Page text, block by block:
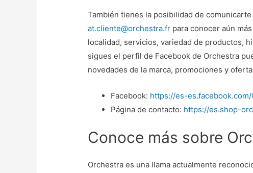
También tienes la posibilidad de
at.cliente@orchestra.fr para conocer aún
localidad, servicios, variedad de productos,
sigues el perfil de Facebook de Orchestra
novedades de la marca, promociones y
Facebook: https://es-
Página de contacto: https://es.shop-
Conoce más sobre
Orchestra es una llama actualmente